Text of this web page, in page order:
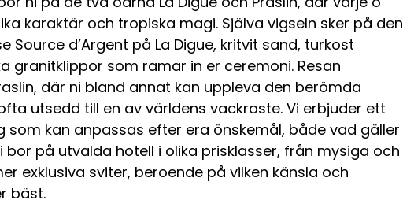
karaktär och tropiska magi. Själva vigseln sker på den
Source d’Argent på La Digue, kritvit sand, turkost
granitklippor som ramar in er ceremoni. Resan
där ni bland annat kan uppleva den berömda
utsedd till en av världens vackraste. Vi erbjuder ett
som kan anpassas efter era önskemål, både vad gäller
bor på utvalda hotell i olika prisklasser, från mysiga och
exklusiva sviter, beroende på vilken känsla och
bäst.